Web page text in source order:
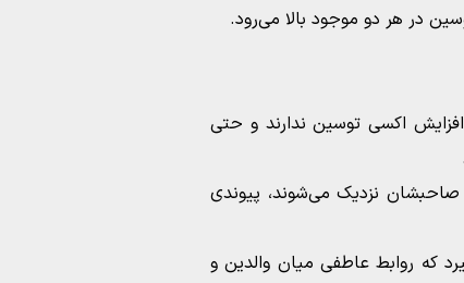
در هر دو موجود بالا می‌رود.
اکسی توسین ندارند و حتی
صاحبشان نزدیک می‌شوند، پیوندی
که روابط عاطفی میان والدین و